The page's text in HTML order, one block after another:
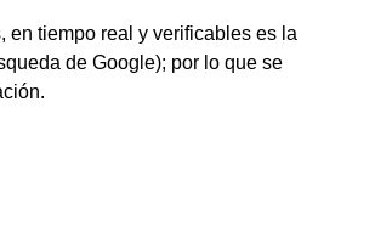
en tiempo real y verificables es la
de Google); por lo que se